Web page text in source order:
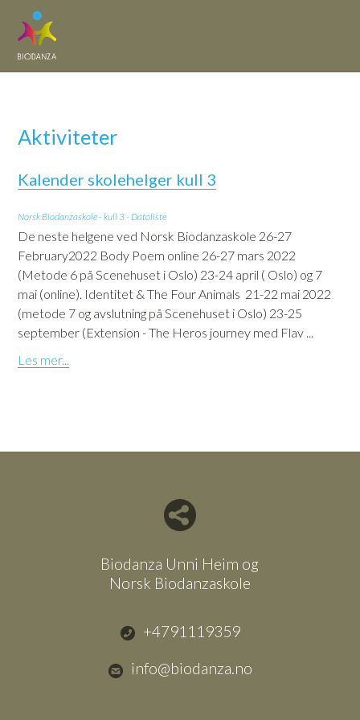
Aktiviteter
Kalender skolehelger kull 3
Norsk Biodanzaskole - kull 3 - Datoliste
De neste helgene ved Norsk Biodanzaskole 26-27
February2022 Body Poem online 26-27 mars 2022
(Metode 6 på Scenehuset i Oslo) 23-24 april ( Oslo) og 7
mai (online). Identitet & The Four Animals 21-22 mai 2022
(metode 7 og avslutning på Scenehuset i Oslo) 23-25
september (Extension - The Heros journey med Flav ...
Les mer...
Biodanza Unni Heim og
Norsk Biodanzaskole
+4791119359
info@biodanza.no